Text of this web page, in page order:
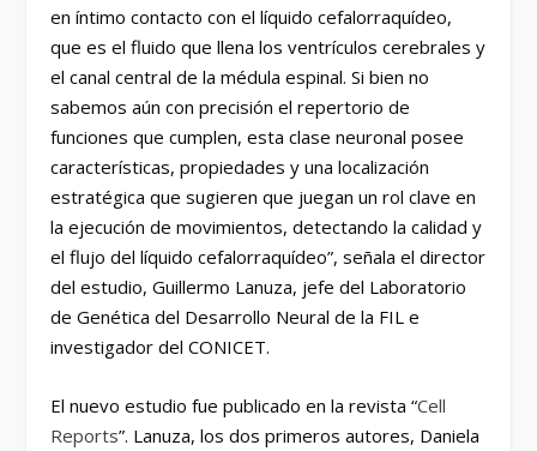
en íntimo contacto con el líquido cefalorraquídeo,
que es el fluido que llena los ventrículos cerebrales y
el canal central de la médula espinal. Si bien no
sabemos aún con precisión el repertorio de
funciones que cumplen, esta clase neuronal posee
características, propiedades y una localización
estratégica que sugieren que juegan un rol clave en
la ejecución de movimientos, detectando la calidad y
el flujo del líquido cefalorraquídeo”, señala el director
del estudio, Guillermo Lanuza, jefe del Laboratorio
de Genética del Desarrollo Neural de la FIL e
investigador del CONICET.
El nuevo estudio fue publicado en la revista “Cell
Reports”. Lanuza, los dos primeros autores, Daniela